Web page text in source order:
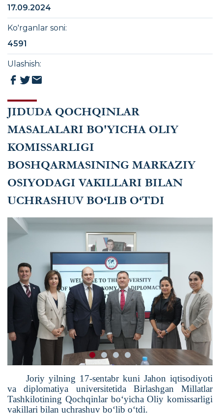
JIDUDA QOCHQINLAR
MASALALARI BO'YICHA OLIY
KOMISSARLIGI
BOSHQARMASINING MARKAZIY
OSIYODAGI VAKILLARI BILAN
UCHRASHUV BO‘LIB O‘TDI
Joriy yilning 17-sentabr kuni Jahon iqtisodiyoti
va diplomatiya universitetida Birlashgan Millatlar
Tashkilotining Qochqinlar bo‘yicha Oliy komissarligi
vakillari bilan uchrashuv bo‘lib o‘tdi.
17.09.2024
Ko'rganlar soni:
4591
Ulashish: